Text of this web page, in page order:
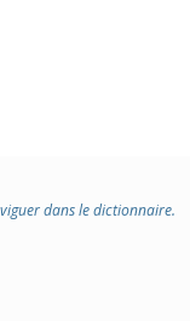
dans le dictionnaire.